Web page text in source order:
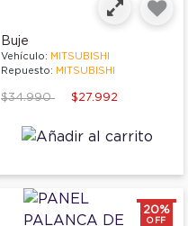
Buje
Vehículo: MITSUBISHI
Repuesto: MITSUBISHI
Price reduced from
$34.990to $27.992
20%
OFF